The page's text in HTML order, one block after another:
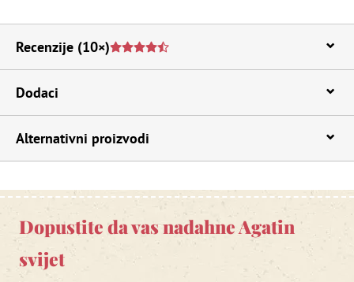
Recenzije (10×)
Dodaci
Alternativni proizvodi
Dopustite da vas nadahne Agatin
svijet